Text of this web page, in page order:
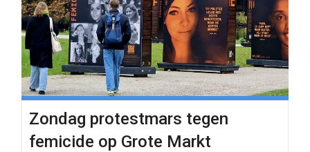
Zondag protestmars tegen
femicide op Grote Markt